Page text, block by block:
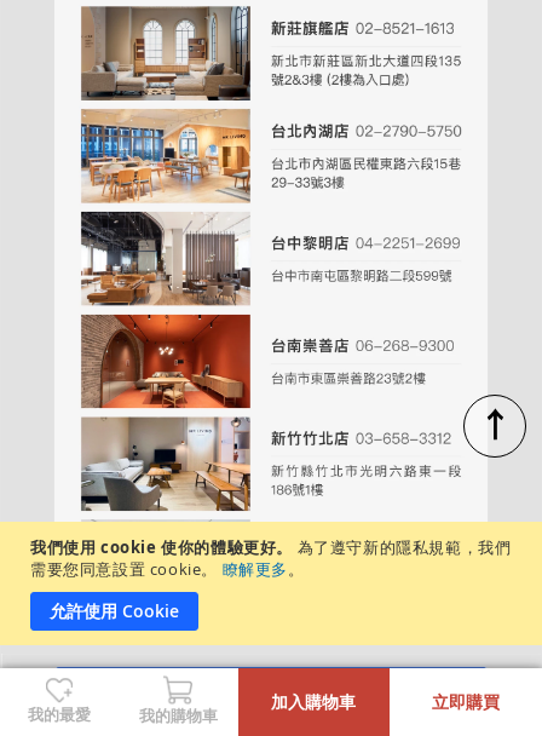
我們使用 cookie 使你的體驗更好。
為了遵守新的隱私規範，我們
需要您同意設置 cookie。
瞭解更多。
允許使用 Cookie
週一至週日，每日營業時間：11:00－20:00
↑
我的最愛 我的購物車
加入購物車 立即購買
+
-